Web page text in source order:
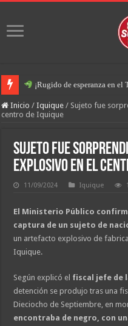
¡Rugido de esperanza en
Inicio / Iquique / Sujeto fue
centro de Iquique
Sujeto fue
explosivo en el
11/09/2024 Iquique
El Ministerio Público
captura de un sujeto de
un artefacto explosivo de
Iquique.
Según explicó el fiscal jefe de
detención se produjo tras una
Dieciocho de Septiembre, en
encontraba de negro, con